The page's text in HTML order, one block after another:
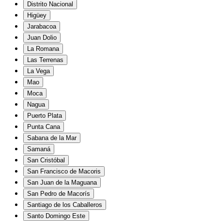
Distrito Nacional
Higüey
Jarabacoa
Juan Dolio
La Romana
Las Terrenas
La Vega
Mao
Moca
Nagua
Puerto Plata
Punta Cana
Sabana de la Mar
Samaná
San Cristóbal
San Francisco de Macoris
San Juan de la Maguana
San Pedro de Macorís
Santiago de los Caballeros
Santo Domingo Este